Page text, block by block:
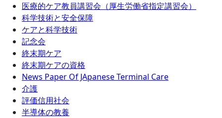
医療的ケア教員講習会（厚生労働省指定講習会）
科学技術と安全保障
ケアと科学技術
記念会
終末期ケア
終末期ケアの資格
News Paper Of JApanese Terminal Care
介護
評価信用社会
半導体の教養